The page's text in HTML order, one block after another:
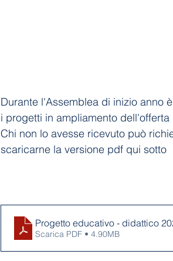
Durante l'Assemblea di inizio anno
i progetti in ampliamento
Chi non lo avesse ricevuto può
scaricarne la versione pdf qui sotto
Progetto educativo - didattico
Scarica PDF • 4.90MB